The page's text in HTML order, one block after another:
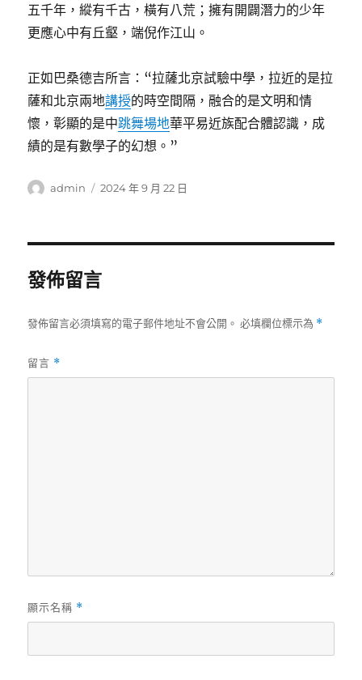
五千年，縱有千古，橫有八荒；擁有開闢潛力的少年
更應心中有丘壑，端倪作江山。
正如巴桑德吉所言：“拉薩北京試驗中學，拉近的是拉
薩和北京兩地講授的時空間隔，融合的是文明和情
懷，彰顯的是中跳舞場地華平易近族配合體認識，成
績的是有數學子的幻想。”
作
admin
發
2024 年 9 月 22 日
發佈留言
發佈留言必須填寫的電子郵件地址不會公開。 必填欄位標示為 *
留言 *
顯示名稱 *